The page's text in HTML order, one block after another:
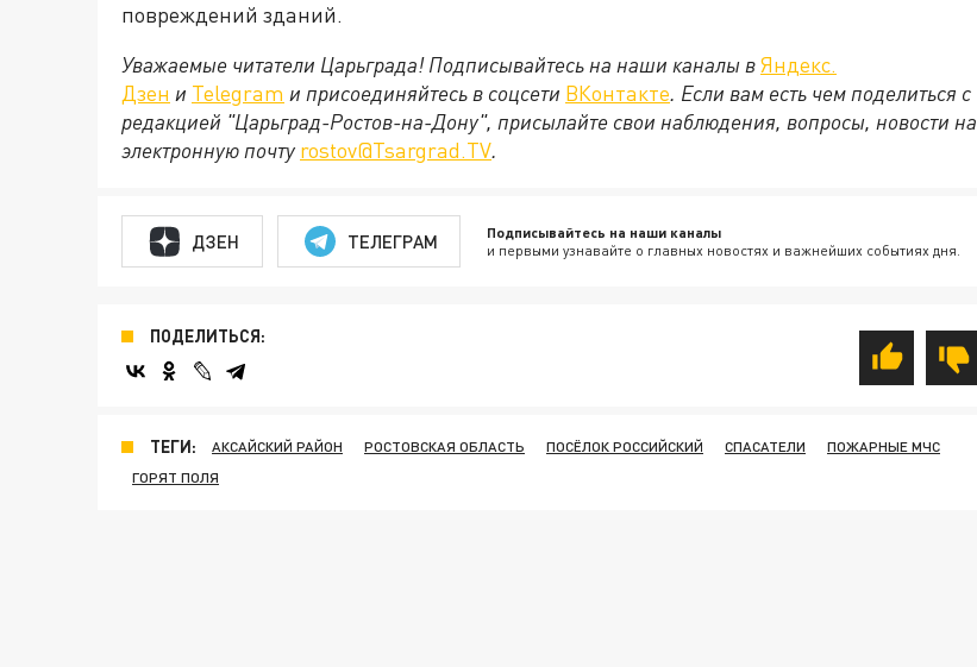
повреждений зданий.
Уважаемые читатели Царьграда! Подписывайтесь на наши каналы вЯндекс.
Дзен и Telegram и присоединяйтесь в соцсети ВКонтакте. Если вам есть чем поделиться с
редакцией "Царьград-Ростов-на-Дону", присылайте свои наблюдения, вопросы, новости на
электронную почту rostov@Tsargrad.ТV.
ДЗЕН ТЕЛЕГРАМ Подписывайтесь на наши каналы
и первыми узнавайте о главных новостях и важнейших событиях дня.
ПОДЕЛИТЬСЯ:
ТЕГИ: АКСАЙСКИЙ РАЙОН РОСТОВСКАЯ ОБЛАСТЬ ПОСЁЛОК РОССИЙСКИЙ СПАСАТЕЛИ
ПОЖАРНЫЕ МЧС
ГОРЯТ ПОЛЯ